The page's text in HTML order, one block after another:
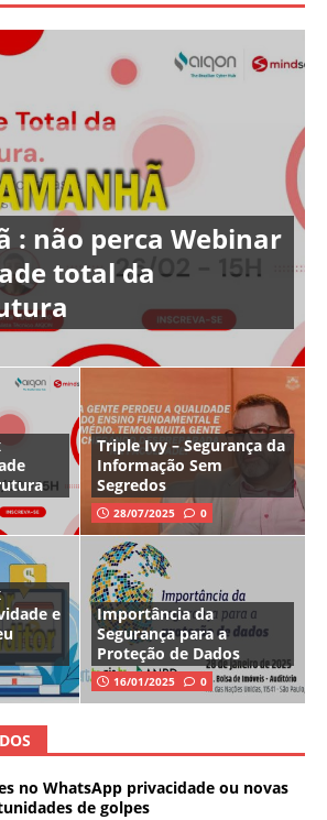
: não perca Webinar
total da
Triple Ivy – Segurança da
Informação Sem
Segredos
28/07/2025 0
e
Importância da
Segurança para a
Proteção de Dados
16/01/2025 0
no WhatsApp privacidade ou novas
de golpes